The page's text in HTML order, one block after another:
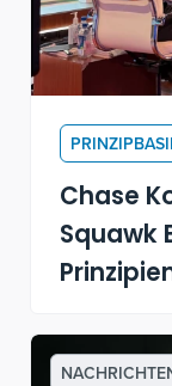
Chase
Squawk
Driven